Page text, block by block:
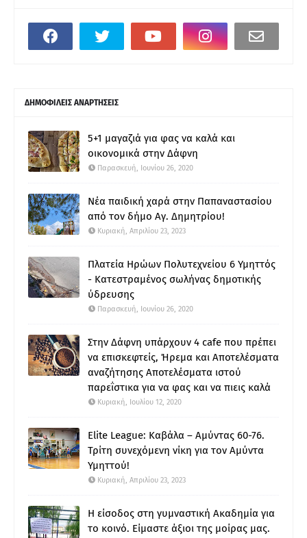
ΔΗΜΟΦΙΛΕΙΣ ΑΝΑΡΤΗΣΕΙΣ
5+1 μαγαζιά για φας να καλά και
οικονομικά στην Δάφνη
Παρασκευή, Ιουνίου 26, 2020
Νέα παιδική χαρά στην Παπαναστασίου
από τον δήμο Αγ. Δημητρίου!
Κυριακή, Απριλίου 23, 2023
Πλατεία Ηρώων Πολυτεχνείου 6 Υμηττός
- Κατεστραμένος σωλήνας δημοτικής
ύδρευσης
Παρασκευή, Ιουνίου 26, 2020
Στην Δάφνη υπάρχουν 4 cafe που πρέπει
να επισκεφτείς, Ήρεμα και Αποτελέσματα
αναζήτησης Αποτελέσματα ιστού
παρεΐστικα για να φας και να πιεις καλά
Κυριακή, Ιουλίου 12, 2020
Elite League: Καβάλα – Αμύντας 60-76.
Τρίτη συνεχόμενη νίκη για τον Αμύντα
Υμηττού!
Κυριακή, Απριλίου 23, 2023
Η είσοδος στη γυμναστική Ακαδημία για
το κοινό. Είμαστε άξιοι της μοίρας μας.